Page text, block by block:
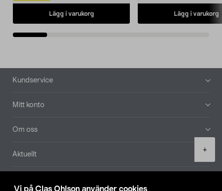
Vi på Clas Ohlson använder cookies
+
Lägg i varukorg Lägg i varukorg
Sidfot
Kundservice
Mitt konto
Om oss
Aktuellt